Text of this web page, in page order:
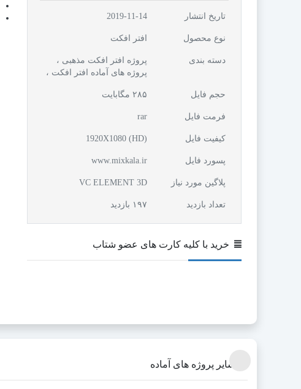
تاریخ انتشار 2019-11-14
نوع محصول افتر افکت
دسته بندی
پروژه افتر افکت مذهبی ،
پروژه های آماده افتر افکت ،
حجم فایل ۲۸۵ مگابایت
فرمت فایل rar
کیفیت فایل (1920X1080 (HD
پسورد فایل www.mixkala.ir
پلاگین مورد نیاز VC ELEMENT 3D
تعداد بازدید ۱۹۷ بازدید
خرید با کلیه کارت های عضو شتاب
سایر پروژه های آماده